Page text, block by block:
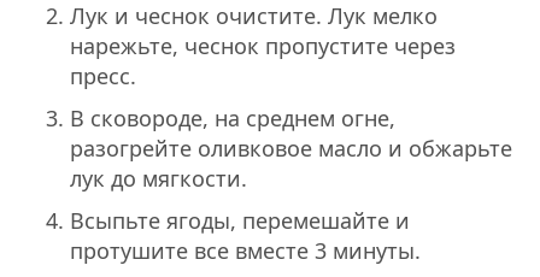
Лук и чеснок очистите. Лук мелко
нарежьте, чеснок пропустите через
пресс.
В сковороде, на среднем огне,
разогрейте оливковое масло и обжарьте
лук до мягкости.
Всыпьте ягоды, перемешайте и
протушите все вместе 3 минуты.